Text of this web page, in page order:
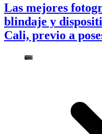
Las mejores
blindaje y
Cali, previo a